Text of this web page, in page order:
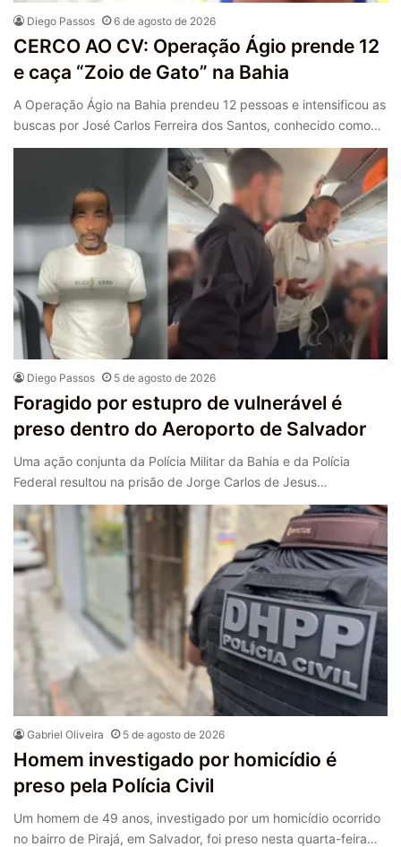
Diego Passos 6 de agosto de 2026
CERCO AO CV: Operação Ágio prende 12
e caça “Zoio de Gato” na Bahia
A Operação Ágio na Bahia prendeu 12 pessoas e intensificou as
buscas por José Carlos Ferreira dos Santos, conhecido como…
Diego Passos 5 de agosto de 2026
Foragido por estupro de vulnerável é
preso dentro do Aeroporto de Salvador
Uma ação conjunta da Polícia Militar da Bahia e da Polícia
Federal resultou na prisão de Jorge Carlos de Jesus…
Gabriel Oliveira 5 de agosto de 2026
Homem investigado por homicídio é
preso pela Polícia Civil
Um homem de 49 anos, investigado por um homicídio ocorrido
no bairro de Pirajá, em Salvador, foi preso nesta quarta-feira…